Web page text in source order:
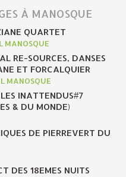
À MANOSQUE
QUARTET
MANOSQUE
RE-SOURCES, DANSES
ET FORCALQUIER
MANOSQUE
INATTENDUS#7
& DU MONDE)
DE PIERREVERT DU
DES 18EMES NUITS